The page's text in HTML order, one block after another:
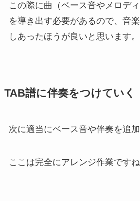
この際に曲（ベース音やメロデ
を導き出す必要があるので、音
しあったほうが良いと思います。
TAB譜に伴奏をつけていく
次に適当にベース音や伴奏を追加
ここは完全にアレンジ作業ですね